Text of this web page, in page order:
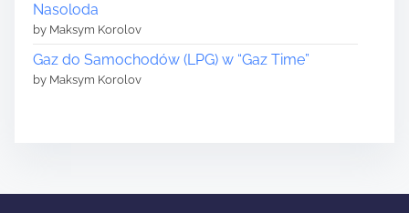
Nasoloda
by Maksym Korolov
Gaz do Samochodów (LPG) w “Gaz Time”
by Maksym Korolov